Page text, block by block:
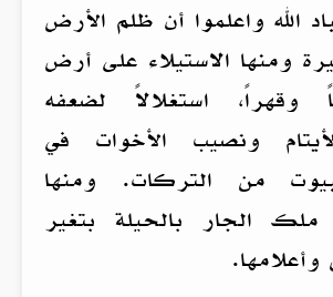
الله واعلموا أن ظلم الأرض
ومنها الاستيلاء على أرض
وقهراً، استغلالاً لضعفه
ونصيب الأخوات في
من التركات. ومنها
الجار بالحيلة بتغير